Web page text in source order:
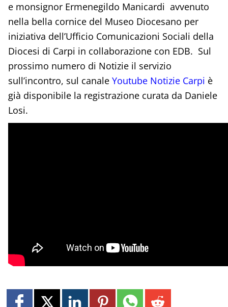
e monsignor Ermenegildo Manicardi avvenuto
nella bella cornice del Museo Diocesano per
iniziativa dell’Ufficio Comunicazioni Sociali della
Diocesi di Carpi in collaborazione con EDB. Sul
prossimo numero di Notizie il servizio
sull’incontro, sul canale Youtube Notizie Carpi è
già disponibile la registrazione curata da Daniele
Losi.